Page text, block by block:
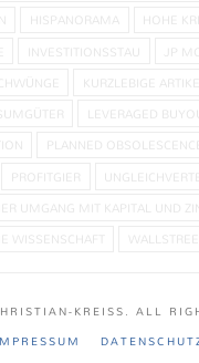
HISPANORAMA
HOHE
INVESTITIONSSTAU
JP
KURZLEBIGE
LEVERAGED
PLANNED OBSOLESCENCE
PROFITGIER
UMGANG MIT KAPITAL UND
WISSENSCHAFT
WALLSTREET
KREISS. ALL